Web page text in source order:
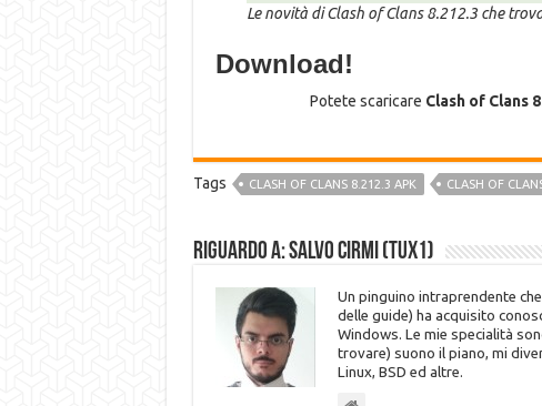
Le novità di Clash of Clans 8.212.3 che
Download!
Potete scaricare Clash of Clans
Tags CLASH OF CLANS 8.212.3 APK CLASH OF
Riguardo a: Salvo Cirmi (Tux1)
Un pinguino intraprendente
delle guide) ha acquisito
Windows. Le mie specialità
trovare) suono il piano, mi
Linux, BSD ed altre.